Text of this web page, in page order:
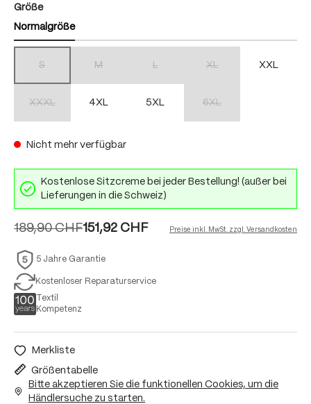
Größeauswählen
Normalgröße
S M L XL XXL
XXXL 4XL 5XL 6XL
Nicht mehr verfügbar
Kostenlose Sitzcreme bei jeder Bestellung! (außer bei
Lieferungen in die Schweiz)
151,92 CHF
189,90 CHF Preise inkl. MwSt. zzgl. Versandkosten
5 Jahre Garantie
Kostenloser Reparaturservice
Textil
Kompetenz
Merkliste
Größentabelle
Bitte akzeptieren Sie die funktionellen Cookies, um die
Händlersuche zu starten.